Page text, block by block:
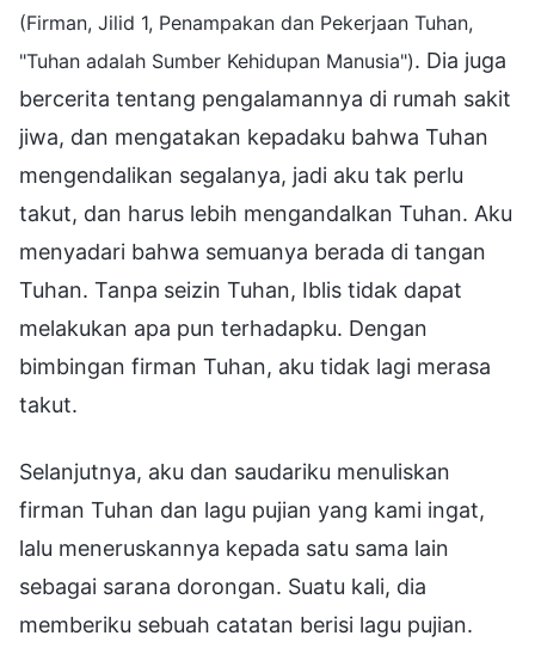
(Firman, Jilid 1, Penampakan dan Pekerjaan Tuhan,
"Tuhan adalah Sumber Kehidupan Manusia"). Dia juga
bercerita tentang pengalamannya di rumah sakit
jiwa, dan mengatakan kepadaku bahwa Tuhan
mengendalikan segalanya, jadi aku tak perlu
takut, dan harus lebih mengandalkan Tuhan. Aku
menyadari bahwa semuanya berada di tangan
Tuhan. Tanpa seizin Tuhan, Iblis tidak dapat
melakukan apa pun terhadapku. Dengan
bimbingan firman Tuhan, aku tidak lagi merasa
takut.
Selanjutnya, aku dan saudariku menuliskan
firman Tuhan dan lagu pujian yang kami ingat,
lalu meneruskannya kepada satu sama lain
sebagai sarana dorongan. Suatu kali, dia
memberiku sebuah catatan berisi lagu pujian.